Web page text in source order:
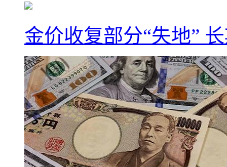
金价收复部分“失地”